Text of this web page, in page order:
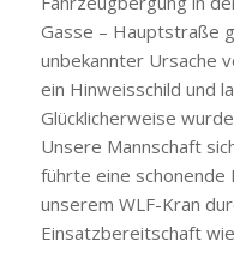
Gasse – Hauptstraße
unbekannter Ursache
ein Hinweisschild und
Glücklicherweise
Unsere Mannschaft
führte eine schonende
unserem WLF-Kran
Einsatzbereitschaft